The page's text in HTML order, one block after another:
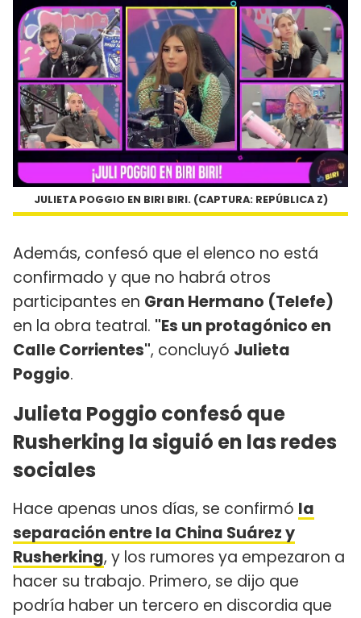
JULIETA POGGIO EN BIRI BIRI. (CAPTURA: REPÚBLICA Z)
Además, confesó que el elenco no está
confirmado y que no habrá otros
participantes en Gran Hermano (Telefe)
en la obra teatral. "Es un protagónico en
Calle Corrientes", concluyó Julieta
Poggio.
Julieta Poggio confesó que
Rusherking la siguió en las redes
sociales
Hace apenas unos días, se confirmó la
separación entre la China Suárez y
Rusherking, y los rumores ya empezaron a
hacer su trabajo. Primero, se dijo que
podría haber un tercero en discordia que